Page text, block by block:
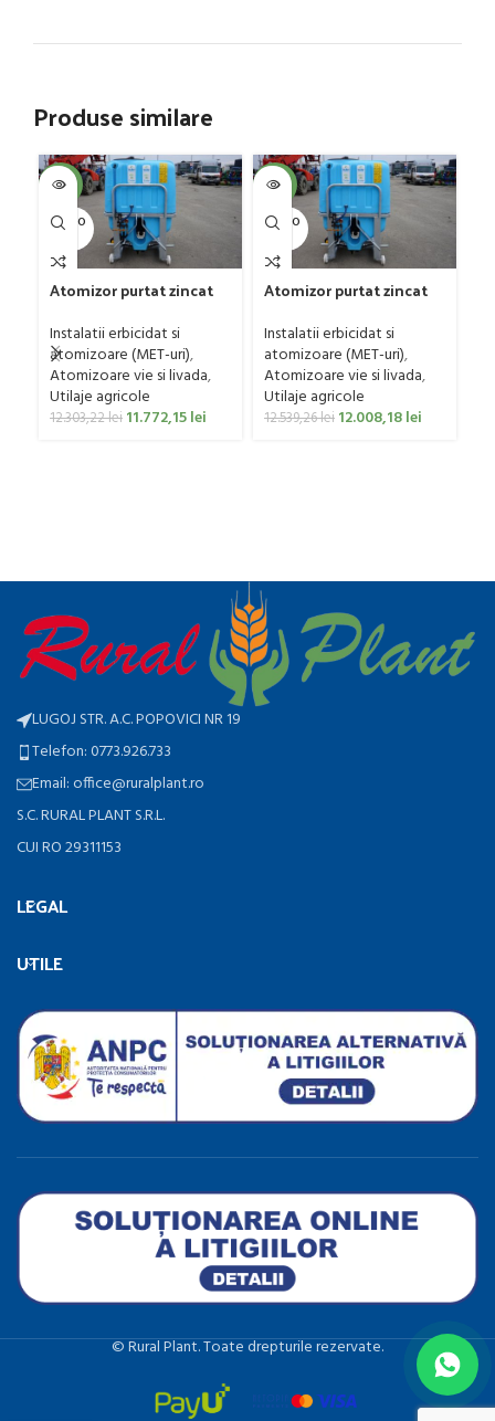
Produse similare
-4%
SOLD O
UT
Atomizor purtat zincat
Bufer, model Ronda,
300 litri
Instalatii erbicidat si
atomizoare (MET-uri),
Atomizoare vie si livada,
Utilaje agricole
12.303,22lei 11.772,15lei
-4%
SOLD O
UT
Atomizor purtat zincat
Bufer, model Ronda,
400 litri
Instalatii erbicidat si
atomizoare (MET-uri),
Atomizoare vie si livada,
Utilaje agricole
12.539,26lei 12.008,18lei
LUGOJ STR. A.C. POPOVICI NR 19
Telefon: 0773.926.733
Email: office@ruralplant.ro
S.C. RURAL PLANT S.R.L.
CUI RO 29311153
LEGAL
UTILE
©️ Rural Plant. Toate drepturile rezervate.